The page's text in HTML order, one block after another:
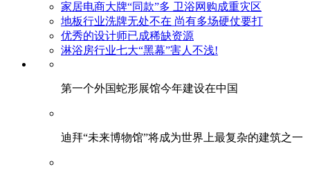
家居电商大牌“同款”多 卫浴网购成重灾区
地板行业洗牌无处不在 尚有多场硬仗要打
优秀的设计师已成稀缺资源
淋浴房行业七大“黑幕”害人不浅!
第一个外国蛇形展馆今年建设在中国
迪拜“未来博物馆”将成为世界上最复杂的建筑之一